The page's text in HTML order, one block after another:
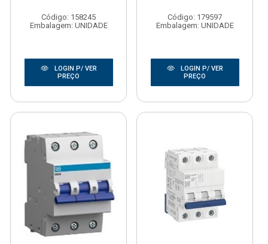
Código: 158245
Embalagem: UNIDADE
LOGIN P/ VER
PREÇO
Código: 179597
Embalagem: UNIDADE
LOGIN P/ VER
PREÇO